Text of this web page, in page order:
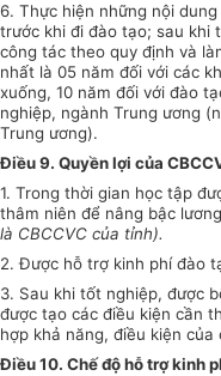
6. Thực hiện những nội
trước khi đi đào tạo; sau khi
công tác theo quy định và
nhất là 05 năm đối với các
xuống, 10 năm đối với đào
nghiệp, ngành Trung ương
Trung ương).
Điều 9. Quyền lợi của
1. Trong thời gian học tập
thâm niên để nâng bậc
là CBCCVC của tỉnh).
2. Được hỗ trợ kinh phí đào
3. Sau khi tốt nghiệp, được
được tạo các điều kiện cần
hợp khả năng, điều kiện của
Điều 10. Chế độ hỗ trợ kinh